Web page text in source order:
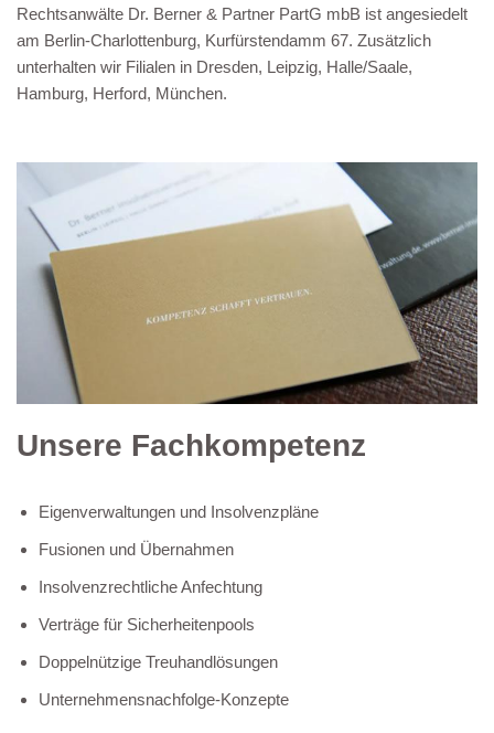
Rechtsanwälte Dr. Berner & Partner PartG mbB ist angesiedelt
am Berlin-Charlottenburg, Kurfürstendamm 67. Zusätzlich
unterhalten wir Filialen in Dresden, Leipzig, Halle/Saale,
Hamburg, Herford, München.
Unsere Fachkompetenz
Eigenverwaltungen und Insolvenzpläne
Fusionen und Übernahmen
Insolvenzrechtliche Anfechtung
Verträge für Sicherheitenpools
Doppelnützige Treuhandlösungen
Unternehmensnachfolge-Konzepte